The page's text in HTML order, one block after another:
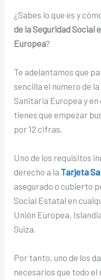
¿Sabes lo que es y
de la Seguridad Social
Europea?
Te adelantamos que
sencilla el número de
Sanitaria Europea y
tienes que empezar
por 12 cifras.
Uno de los requisitos
derecho a la Tarjeta
asegurado o cubierto
Social Estatal en
Unión Europea,
Suiza.
Por tanto, uno de los
necesarios que todo el